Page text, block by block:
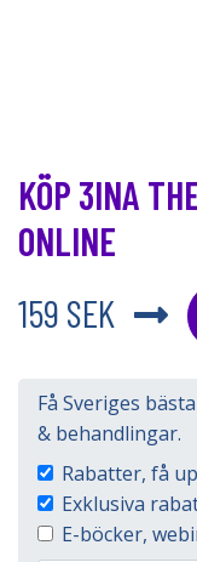
KÖP 3INA
ONLINE
159 SEK
Få Sveriges
& behandlingar.
Rabatter, få
Exklusiva
E-böcker,